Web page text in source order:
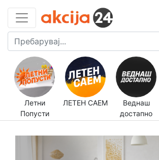
Летни
Попусти
ЛЕТЕН САЕМ
Веднаш
достапно